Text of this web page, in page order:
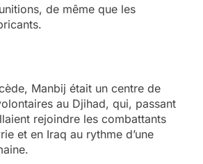
de même que les
Manbij était un centre de
au Djihad, qui, passant
rejoindre les combattants
et en Iraq au rythme d’une